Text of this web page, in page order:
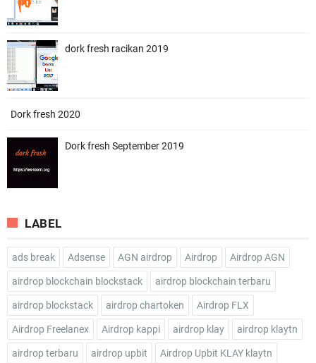
dork fresh racikan 2019
Dork fresh 2020
Dork fresh September 2019
LABEL
ads break Adsense AGN airdrop Airdrop Airdrop AGN
airdrop blockchain blockstack airdrop blockchain terbaru
airdrop blockstack airdrop chartoken Airdrop FLX
Airdrop Freelanex Airdrop kappi airdrop klay airdrop klaytn
airdrop terbaru airdrop upbit Airdrop Upbit KLAY klaytn